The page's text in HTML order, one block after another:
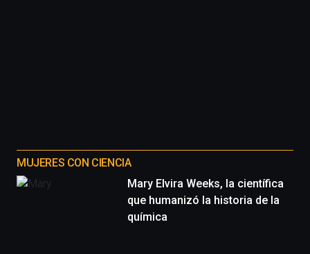
MUJERES CON CIENCIA
Mary Elvira Weeks, la científica
que humanizó la historia de la
química